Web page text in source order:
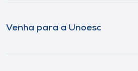
Venha para a Unoesc